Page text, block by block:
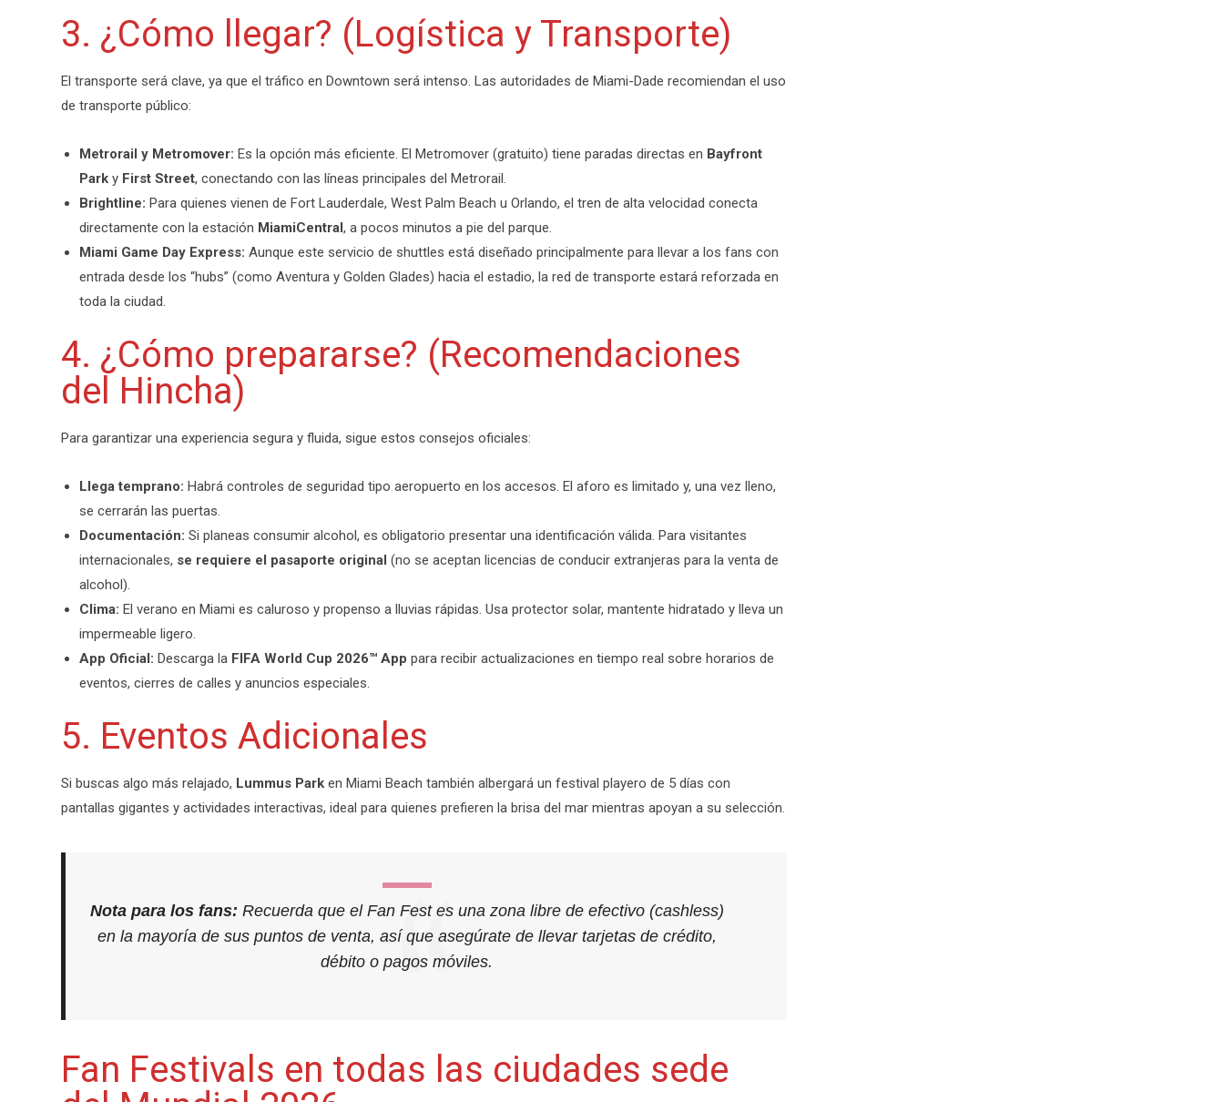
3. ¿Cómo llegar? (Logística y Transporte)
El transporte será clave, ya que el tráfico en Downtown será intenso. Las autoridades de Miami-Dade recomiendan el uso
de transporte público:
Metrorail y Metromover: Es la opción más eficiente. El Metromover (gratuito) tiene paradas directas en Bayfront
Park y First Street, conectando con las líneas principales del Metrorail.
Brightline: Para quienes vienen de Fort Lauderdale, West Palm Beach u Orlando, el tren de alta velocidad conecta
directamente con la estación MiamiCentral, a pocos minutos a pie del parque.
Miami Game Day Express: Aunque este servicio de shuttles está diseñado principalmente para llevar a los fans con
entrada desde los “hubs” (como Aventura y Golden Glades) hacia el estadio, la red de transporte estará reforzada en
toda la ciudad.
4. ¿Cómo prepararse? (Recomendaciones
del Hincha)
Para garantizar una experiencia segura y fluida, sigue estos consejos oficiales:
Llega temprano: Habrá controles de seguridad tipo aeropuerto en los accesos. El aforo es limitado y, una vez lleno,
se cerrarán las puertas.
Documentación: Si planeas consumir alcohol, es obligatorio presentar una identificación válida. Para visitantes
internacionales, se requiere el pasaporte original (no se aceptan licencias de conducir extranjeras para la venta de
alcohol).
Clima: El verano en Miami es caluroso y propenso a lluvias rápidas. Usa protector solar, mantente hidratado y lleva un
impermeable ligero.
App Oficial: Descarga la FIFA World Cup 2026™ App para recibir actualizaciones en tiempo real sobre horarios de
eventos, cierres de calles y anuncios especiales.
5. Eventos Adicionales
Si buscas algo más relajado, Lummus Park en Miami Beach también albergará un festival playero de 5 días con
pantallas gigantes y actividades interactivas, ideal para quienes prefieren la brisa del mar mientras apoyan a su selección.
Nota para los fans: Recuerda que el Fan Fest es una zona libre de efectivo (cashless)
en la mayoría de sus puntos de venta, así que asegúrate de llevar tarjetas de crédito,
débito o pagos móviles.
Fan Festivals en todas las ciudades sede